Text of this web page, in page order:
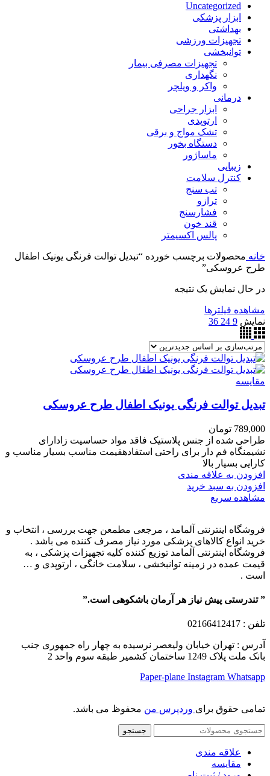
Uncategorized
ابزار پزشکی
بهداشتی
تجهیزات ورزشی
توانبخشی
تجهیزات مصرفی بیمار
نگهداری
واکر و ویلچر
درمانی
ابزار جراحی
ارتوپدی
تشک مواج و برقی
دستگاه بخور
ماساژور
زیبایی
کنترل سلامت
تب سنج
ترازو
فشارسنج
قند خون
پالس اکسیمتر
خانه محصولات برچسب خورده “تبدیل توالت فرنگی یونیک اطفال
طرح عروسکی”
در حال نمایش یک نتیجه
مشاهده فیلترها
نمایش 9
24
36
مقایسه
تبدیل توالت فرنگی یونیک اطفال طرح عروسکی
789,000 تومان
طراحی شده از جنس پلاستیک فاقد مواد حساسیت زادارای
نشیمنگاه فم دار برای راحتی استفادهقیمت مناسب بسیار مناسب و
کارایی بسیار بالا
افزودن به علاقه مندی
افزودن به سبد خرید
مشاهده سریع
فروشگاه اینترنتی آلمامد ، مرجعی مطمعن جهت بررسی ، انتخاب و
خرید انواع کالاهای پزشکی مورد نیاز مصرف کننده می باشد .
فروشگاه اینترنتی آلمامد توزیع کننده کلیه تجهیزات پزشکی ، به
قیمت عمده در زمینه توانبخشی ، سلامت خانگی ، ارتوپدی و …
است .
” تندرستی پیش نیاز هر آرمان باشکوهی است.”
تلفن : 02166412417
آدرس : تهران خیابان ولیعصر نرسیده به چهار راه جمهوری جنب
بانک ملت پلاک 1249 ساختمان کشمیر طبقه سوم واحد 2
Paper-plane Instagram Whatsapp
تمامی حقوق برای وردپرس من محفوظ می باشد.
جستجو
علاقه مندی
مقایسه